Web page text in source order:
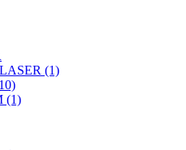
(1)
(1)